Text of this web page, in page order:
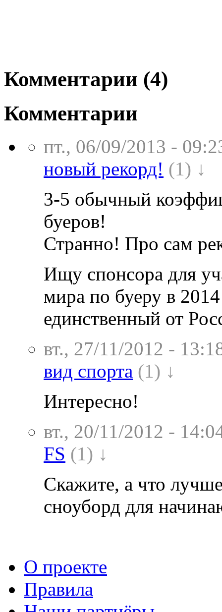
Комментарии (4)
Комментарии
пт., 06/09/2013 -
новый рекорд! (1) ↓
3-5 обычный
буеров!
Странно! Про сам
Ищу спонсора для
мира по буеру в
единственный от
вт., 27/11/2012 -
вид спорта (1) ↓
Интересно!
вт., 20/11/2012 -
FS (1) ↓
Скажите, а что
сноуборд для
О проекте
Правила